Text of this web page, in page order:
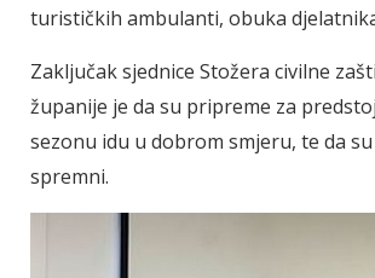
turističkih ambulanti, obuka
Zaključak sjednice Stožera civilne
županije je da su pripreme za
sezonu idu u dobrom smjeru, te da
spremni.